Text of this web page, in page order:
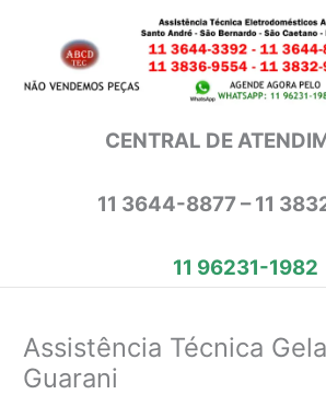
conteúdo
CENTRAL DE
11 3644-8877 – 11
11 96231-1982
Assistência Técnica
Guarani